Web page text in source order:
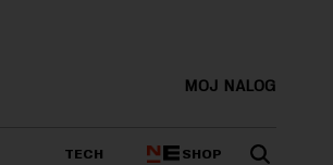
MOJ NALOG
TECH SHOP